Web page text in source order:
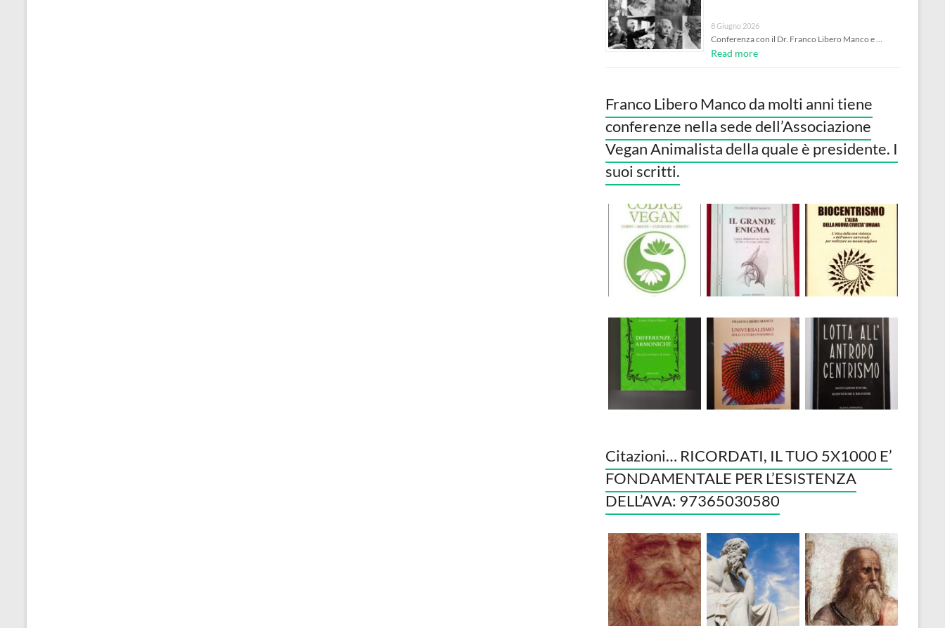
8 Giugno 2026
Conferenza con il Dr. Franco Libero Manco e …
Read more
Franco Libero Manco da molti anni tiene
conferenze nella sede dell’Associazione
Vegan Animalista della quale è presidente. I
suoi scritti.
Citazioni… RICORDATI, IL TUO 5X1000 E’
FONDAMENTALE PER L’ESISTENZA
DELL’AVA: 97365030580